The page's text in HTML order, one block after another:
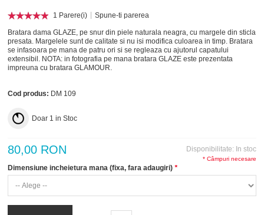
1 Parere(i) Spune-ti parerea
Bratara dama GLAZE, pe snur din piele naturala neagra, cu margele din sticla
presata. Margelele sunt de calitate si nu isi modifica culoarea in timp. Bratara
se infasoara pe mana de patru ori si se regleaza cu ajutorul capatului
extensibil. NOTA: in fotografia pe mana bratara GLAZE este prezentata
impreuna cu brataraGLAMOUR.
Cod produs: DM 109
Doar 1 in Stoc
Disponibilitate: In stoc
80,00 RON
*
Dimensiune incheietura mana (fixa, fara adaugiri)
* Câmpuri necesare